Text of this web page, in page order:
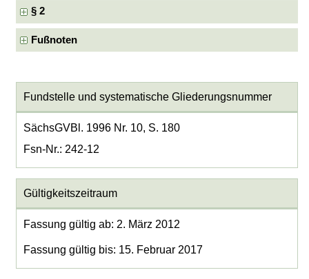
§ 2
Fußnoten
Fundstelle und systematische Gliederungsnummer
SächsGVBl. 1996 Nr. 10, S. 180
Fsn-Nr.: 242-12
Gültigkeitszeitraum
Fassung gültig ab: 2. März 2012
Fassung gültig bis: 15. Februar 2017